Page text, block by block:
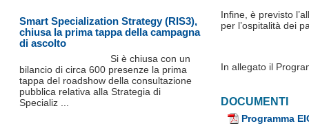
Infine, è previsto
per l’ospitalità dei
In allegato il
DOCUMENTI
Programma
Smart Specialization Strategy (RIS3),
chiusa la prima tappa della campagna
di ascolto
Si è chiusa con un
bilancio di circa 600 presenze la prima
tappa del roadshow della consultazione
pubblica relativa alla Strategia di
Specializ ...